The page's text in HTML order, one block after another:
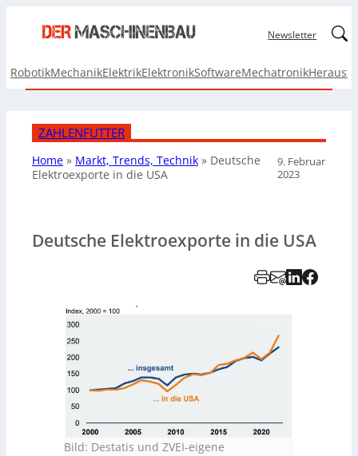
Newsletter
RobotikMechanikElektrikElektronikSoftwareMechatronik
ZAHLENFUTTER
Home » Markt, Trends, Technik » Deutsche
Elektroexporte in die USA
9. Februar
2023
Deutsche Elektroexporte in die USA
Bild: Destatis und ZVEI-eigene